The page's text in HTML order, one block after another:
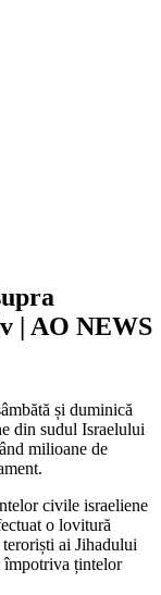
| AO NEWS
și duminică
din sudul Israelului
milioane de
civile israeliene
o lovitură
ai Jihadului
împotriva țintelor